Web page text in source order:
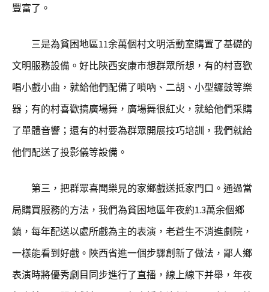
豐富了。
三是為貧困地區11余萬個村文明活動室購置了基礎的
文明服務設備。好比陜西安康市想群眾所想，有的村喜歡
唱小戲小曲，就給他們配備了嗩吶、二胡、小型鑼鼓等樂
器；有的村喜歡搞廣場舞，廣場舞很紅火，就給他們采購
了單體音響；還有的村要為群眾開展技巧培訓，我們就給
他們配送了投影儀等設備。
第三，把群眾喜聞樂見的家鄉戲送抵家門口。通過當
局購買服務的方法，我們為貧困地區年夜約1.3萬余個鄉
鎮，每年配送以處所戲為主的表演，老蒼生不消進劇院，
一樣能看到好戲。陜西省進一個步驟創新了做法，鄙人鄉
表演時將優秀劇目同步進行了直播，線上線下并舉，年夜